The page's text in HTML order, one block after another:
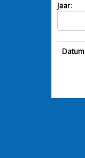
Jaar:
Datum